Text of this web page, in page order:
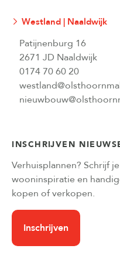
Westland | Naaldwijk
Patijnenburg 16
2671 JD Naaldwijk
0174 70 60 20
INSCHRIJVEN
Verhuisplannen? Schrijf
wooninspiratie en
kopen of verkopen.
Inschrijven